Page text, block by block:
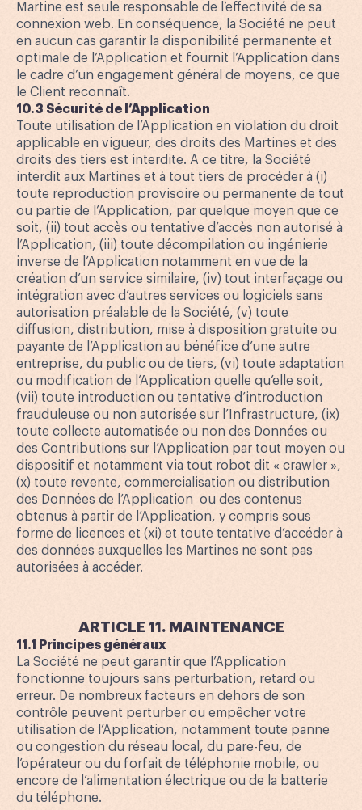
Martine est seule responsable de l’effectivité de sa
connexion web. En conséquence, la Société ne peut
en aucun cas garantir la disponibilité permanente et
optimale de l’Application et fournit l’Application dans
le cadre d’un engagement général de moyens, ce que
le Client reconnaît.
10.3 Sécurité de l’Application
Toute utilisation de l’Application en violation du droit
applicable en vigueur, des droits des Martines et des
droits des tiers est interdite. A ce titre, la Société
interdit aux Martines et à tout tiers de procéder à (i)
toute reproduction provisoire ou permanente de tout
ou partie de l’Application, par quelque moyen que ce
soit, (ii) tout accès ou tentative d’accès non autorisé à
l’Application, (iii) toute décompilation ou ingénierie
inverse de l’Application notamment en vue de la
création d’un service similaire, (iv) tout interfaçage ou
intégration avec d’autres services ou logiciels sans
autorisation préalable de la Société, (v) toute
diffusion, distribution, mise à disposition gratuite ou
payante de l’Application au bénéfice d’une autre
entreprise, du public ou de tiers, (vi) toute adaptation
ou modification de l’Application quelle qu’elle soit,
(vii) toute introduction ou tentative d’introduction
frauduleuse ou non autorisée sur l’Infrastructure, (ix)
toute collecte automatisée ou non des Données ou
des Contributions sur l’Application par tout moyen ou
dispositif et notamment via tout robot dit « crawler »,
(x) toute revente, commercialisation ou distribution
des Données de l’Application ou des contenus
obtenus à partir de l’Application, y compris sous
forme de licences et (xi) et toute tentative d’accéder à
des données auxquelles les Martines ne sont pas
autorisées à accéder.
ARTICLE 11. MAINTENANCE
11.1 Principes généraux
La Société ne peut garantir que l’Application
fonctionne toujours sans perturbation, retard ou
erreur. De nombreux facteurs en dehors de son
contrôle peuvent perturber ou empêcher votre
utilisation de l’Application, notamment toute panne
ou congestion du réseau local, du pare-feu, de
l’opérateur ou du forfait de téléphonie mobile, ou
encore de l’alimentation électrique ou de la batterie
du téléphone.